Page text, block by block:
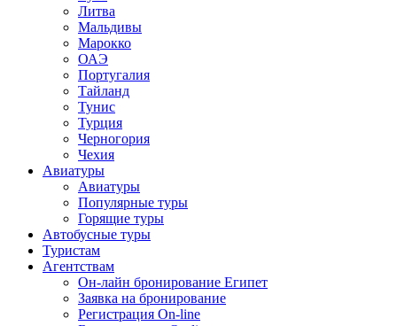
Литва
Мальдивы
Марокко
ОАЭ
Португалия
Тайланд
Тунис
Турция
Черногория
Чехия
Авиатуры
Авиатуры
Популярные туры
Горящие туры
Автобусные туры
Туристам
Агентствам
Он-лайн бронирование Египет
Заявка на бронирование
Регистрация On-line